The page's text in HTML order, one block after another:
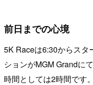
前日までの心境
5K Raceは6:30からスタ
ションがMGM Grandに
時間としては2時間です。